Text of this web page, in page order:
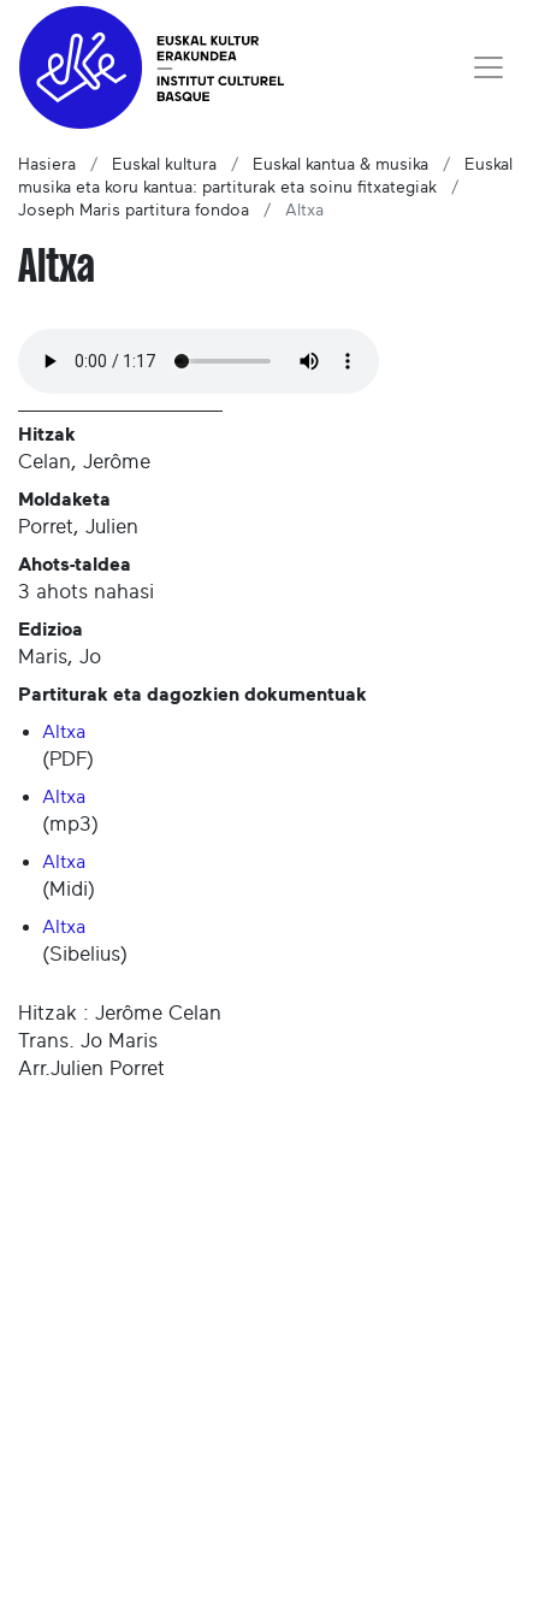
Hasiera Euskal kultura Euskal kantua & musika
Euskal
musika eta koru kantua: partiturak eta soinu fitxategiak
Joseph Maris partitura fondoa
Altxa
Altxa
Hitzak
Celan, Jerôme
Moldaketa
Porret, Julien
Ahots-taldea
3 ahots nahasi
Edizioa
Maris, Jo
Partiturak eta dagozkien dokumentuak
Altxa
(PDF)
Altxa
(mp3)
Altxa
(Midi)
Altxa
(Sibelius)
Hitzak : Jerôme Celan
Trans. Jo Maris
Arr.Julien Porret